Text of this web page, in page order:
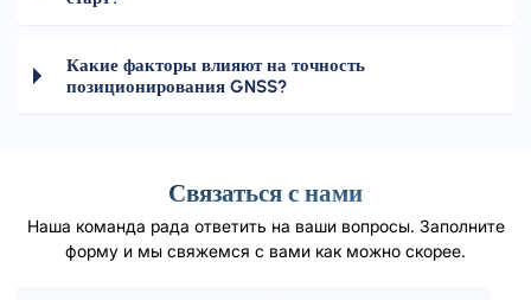
Какие факторы влияют на точность
позиционирования GNSS?
Связаться с нами
Наша команда рада ответить на ваши вопросы. Заполните
форму и мы свяжемся с вами как можно скорее.